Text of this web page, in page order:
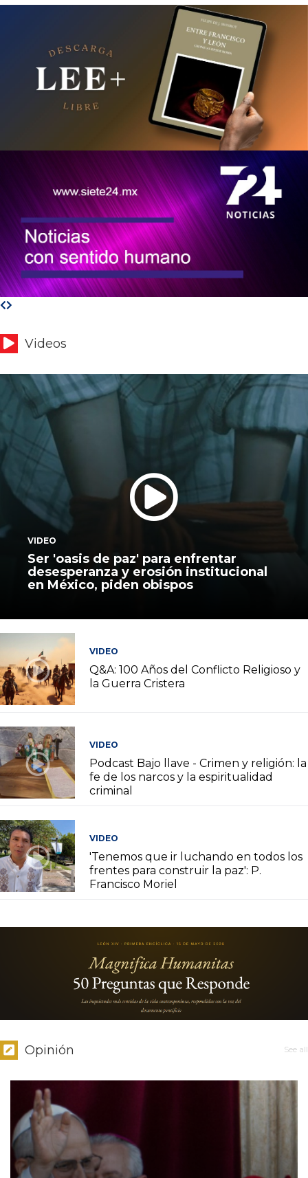
Videos
VIDEO
Ser 'oasis de paz' para enfrentar
desesperanza y erosión institucional
en México, piden obispos
VIDEO
Q&A: 100 Años del Conflicto Religioso y
la Guerra Cristera
VIDEO
Podcast Bajo llave - Crimen y religión: la
fe de los narcos y la espiritualidad
criminal
VIDEO
'Tenemos que ir luchando en todos los
frentes para construir la paz': P.
Francisco Moriel
Opinión See all